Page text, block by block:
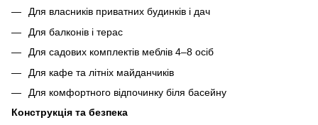
Для власників приватних будинків і дач
Для балконів і терас
Для садових комплектів меблів 4–8 осіб
Для кафе та літніх майданчиків
Для комфортного відпочинку біля басейну
Конструкція та безпека